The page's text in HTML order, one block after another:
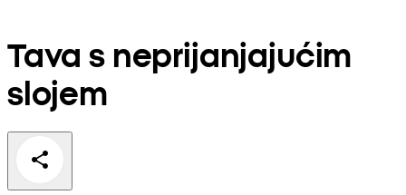
Tava s neprijanjajućim
slojem